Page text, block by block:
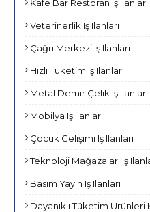
Kafe Bar Restoran Iş Ilanları
Veterinerlik Iş Ilanları
Çağrı Merkezi Iş Ilanları
Hızlı Tüketim Iş Ilanları
Metal Demir Çelik Iş Ilanları
Mobilya Iş Ilanları
Çocuk Gelişimi Iş Ilanları
Teknoloji Mağazaları Iş
Basım Yayın Iş Ilanları
Dayanıklı Tüketim Ürünleri